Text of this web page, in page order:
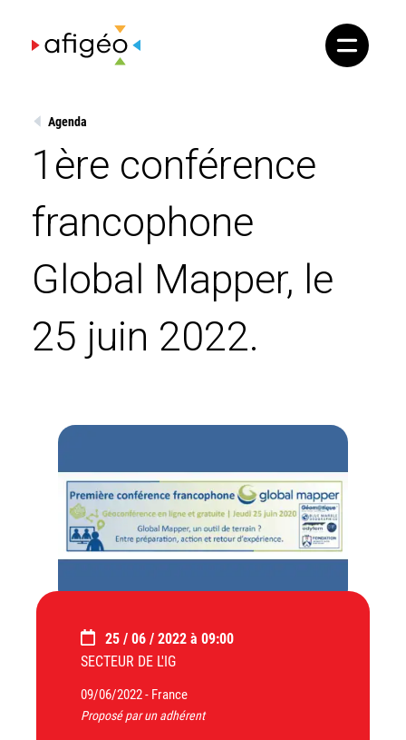
content
Agenda
1ère conférence
francophone
Global Mapper, le
25 juin 2022.
25 / 06 / 2022 à 09:00
SECTEUR DE L'IG
09/06/2022 - France
Proposé par un adhérent